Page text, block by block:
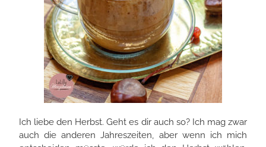
Ich liebe den Herbst. Geht es dir auch so? Ich mag zwar
auch die anderen Jahreszeiten, aber wenn ich mich